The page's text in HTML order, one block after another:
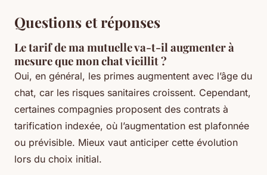
Questions et réponses
Le tarif de ma mutuelle va-t-il augmenter à
mesure que mon chat vieillit ?
Oui, en général, les primes augmentent avec l’âge du
chat, car les risques sanitaires croissent. Cependant,
certaines compagnies proposent des contrats à
tarification indexée, où l’augmentation est plafonnée
ou prévisible. Mieux vaut anticiper cette évolution
lors du choix initial.